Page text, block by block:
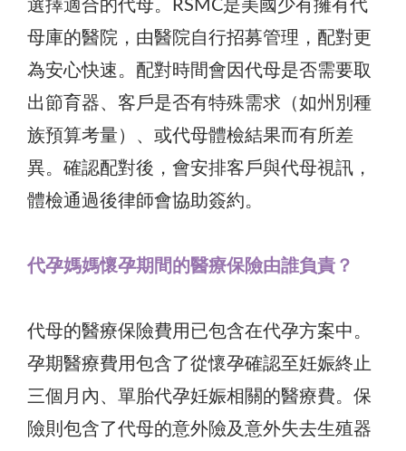
選擇適合的代母。RSMC是美國少有擁有代
母庫的醫院，由醫院自行招募管理，配對更
為安心快速。配對時間會因代母是否需要取
出節育器、客戶是否有特殊需求（如州別種
族預算考量）、或代母體檢結果而有所差
異。確認配對後，會安排客戶與代母視訊，
體檢通過後律師會協助簽約。
代孕媽媽懷孕期間的醫療保險由誰負責？
代母的醫療保險費用已包含在代孕方案中。
孕期醫療費用包含了從懷孕確認至妊娠終止
三個月內、單胎代孕妊娠相關的醫療費。保
險則包含了代母的意外險及意外失去生殖器